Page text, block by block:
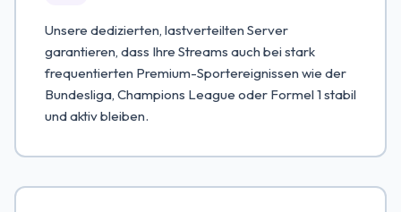
Unsere dedizierten, lastverteilten Server
garantieren, dass Ihre Streams auch bei stark
frequentierten Premium-Sportereignissen wie der
Bundesliga, Champions League oder Formel 1 stabil
und aktiv bleiben.